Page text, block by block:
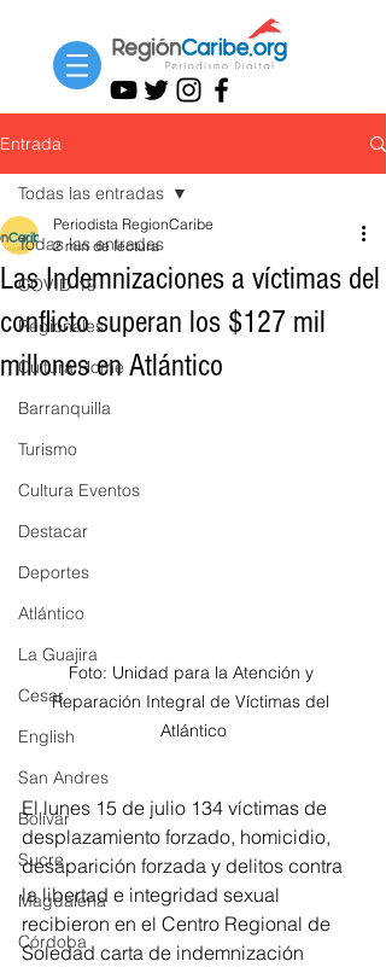
Entrada
Todas las entradas
COVID-19
Regionales
Cultura Home
Barranquilla
Turismo
Cultura Eventos
Destacar
Deportes
Atlántico
La Guajira
Cesar
English
San Andres
Bolívar
Sucre
Magdalena
Córdoba
Todas las entradas
Las Indemnizaciones a víctimas del
conflicto superan los $127 mil
millones en Atlántico
Periodista RegionCaribe
2 min de lectura
Foto: Unidad para la Atención y
Reparación Integral de Víctimas del
Atlántico
El lunes 15 de julio 134 víctimas de
desplazamiento forzado, homicidio,
desaparición forzada y delitos contra
la libertad e integridad sexual
recibieron en el Centro Regional de
Soledad carta de indemnización